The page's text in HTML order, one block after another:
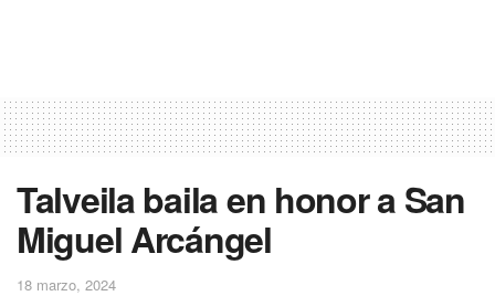
Talveila baila en honor a San
Miguel Arcángel
18 marzo, 2024